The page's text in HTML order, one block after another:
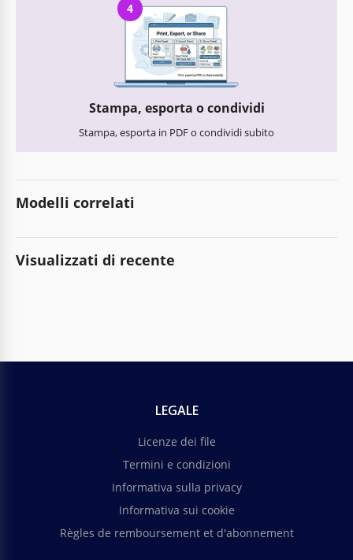
4
Stampa, esporta o condividi
Stampa, esporta in PDF o condividi subito
Modelli correlati
Visualizzati di recente
LEGALE
Licenze dei file
Termini e condizioni
Informativa sulla privacy
Informativa sui cookie
Règles de remboursement et d'abonnement